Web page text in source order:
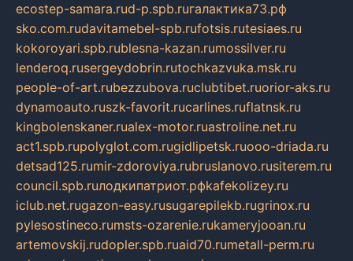
ecostep-samara.rud-p.spb.ruгалактика73.рф
sko.com.rudavitamebel-spb.rufotsis.rutesiaes.ru
kokoroyari.spb.rublesna-kazan.rumossilver.ru
lenderoq.rusergeydobrin.rutochkazvuka.msk.ru
people-of-art.rubezzubova.ruclubtibet.ruorior-aks.ru
dynamoauto.ruszk-favorit.rucarlines.ruflatnsk.ru
kingbolenskaner.rualex-motor.ruastroline.net.ru
act1.spb.rupolyglot.com.rugidlipetsk.ruooo-driada.ru
detsad125.rumir-zdoroviya.rubruslanovo.rusiterem.ru
council.spb.ruлодкипатриот.рфkafekolizey.ru
iclub.net.rugazon-easy.rusugarepilekb.rugrinox.ru
pylesostineco.rumsts-ozarenie.rukameryjooan.ru
artemovskij.rudopler.spb.ruaid70.rumetall-perm.ru